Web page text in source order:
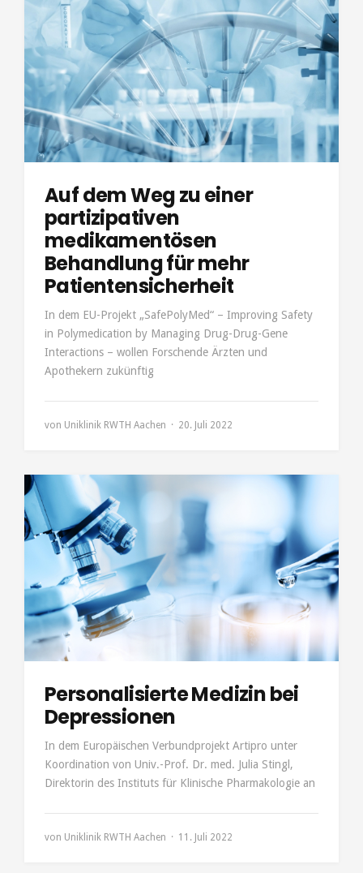
Auf dem Weg zu einer
partizipativen
medikamentösen
Behandlung für mehr
Patientensicherheit
In dem EU-Projekt „SafePolyMed“ – Improving Safety
in Polymedication by Managing Drug-Drug-Gene
Interactions – wollen Forschende Ärzten und
Apothekern zukünftig
von Uniklinik RWTH Aachen 20. Juli 2022
Personalisierte Medizin bei
Depressionen
In dem Europäischen Verbundprojekt Artipro unter
Koordination von Univ.-Prof. Dr. med. Julia Stingl,
Direktorin des Instituts für Klinische Pharmakologie an
von Uniklinik RWTH Aachen 11. Juli 2022